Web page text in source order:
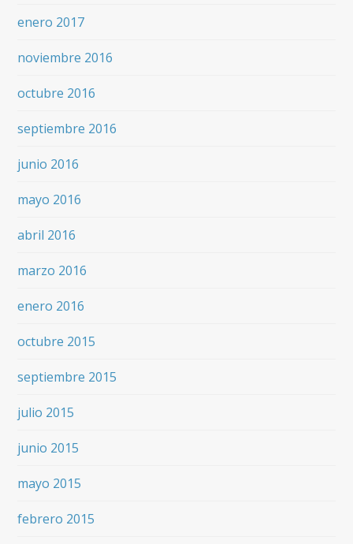
enero 2017
noviembre 2016
octubre 2016
septiembre 2016
junio 2016
mayo 2016
abril 2016
marzo 2016
enero 2016
octubre 2015
septiembre 2015
julio 2015
junio 2015
mayo 2015
febrero 2015